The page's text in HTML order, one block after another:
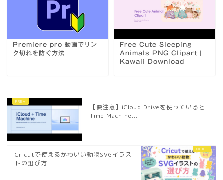
Premiere pro 動画でリン
ク切れを防ぐ方法
Free Cute Sleeping
Animals PNG Clipart |
Kawaii Download
【要注意】iCloud Driveを使っていると
Time Machine...
Cricutで使えるかわいい動物SVGイラス
トの選び方